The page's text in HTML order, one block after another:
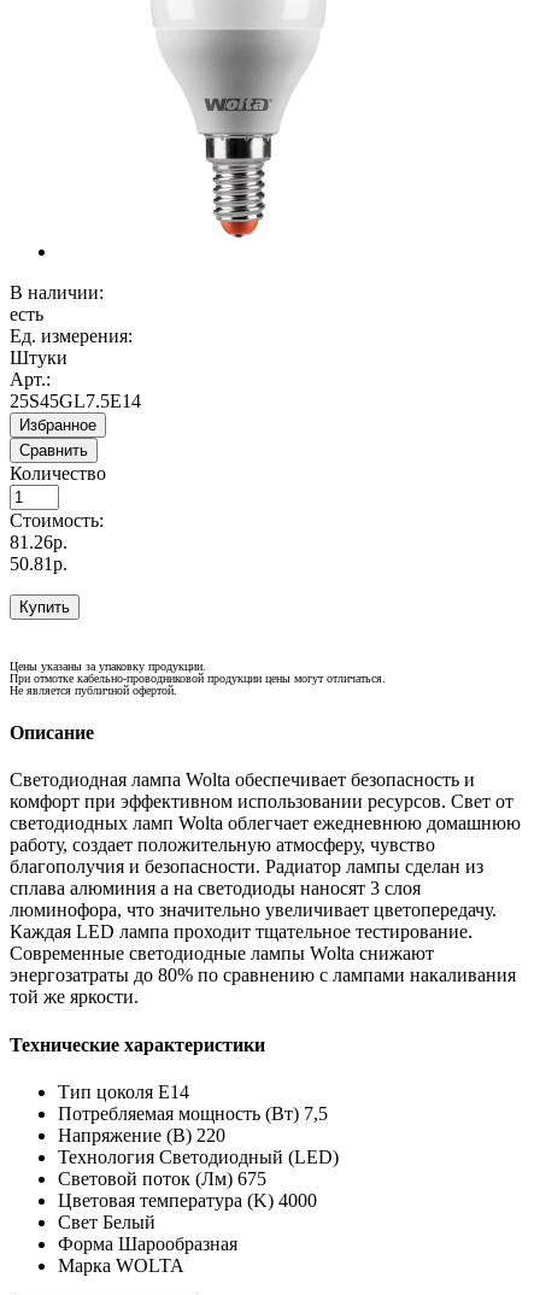
В наличии:
есть
Ед. измерения:
Штуки
Арт.:
25S45GL7.5E14
Избранное
Сравнить
Количество
Стоимость:
81.26р.
50.81р.
Купить
Цены указаны за упаковку продукции.
При отмотке кабельно-проводниковой продукции цены могут отличаться.
Не является публичной офертой.
Описание
Светодиодная лампа Wolta обеспечивает безопасность и
комфорт при эффективном использовании ресурсов. Свет от
светодиодных ламп Wolta облегчает ежедневнюю домашнюю
работу, создает положительную атмосферу, чувство
благополучия и безопасности. Радиатор лампы сделан из
сплава алюминия а на светодиоды наносят 3 слоя
люминофора, что значительно увеличивает цветопередачу.
Каждая LED лампа проходит тщательное тестирование.
Современные светодиодные лампы Wolta снижают
энергозатраты до 80% по сравнению с лампами накаливания
той же яркости.
Технические характеристики
Тип цоколя E14
Потребляемая мощность (Вт) 7,5
Напряжение (В) 220
Технология Светодиодный (LED)
Световой поток (Лм) 675
Цветовая температура (K) 4000
Свет Белый
Форма Шарообразная
Марка WOLTA